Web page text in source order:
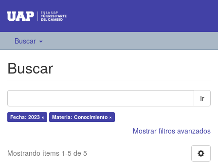
Buscar
Buscar
Ir
Fecha: 2023 × Materia: Conocimiento ×
Mostrar filtros avanzados
Mostrando ítems 1-5 de 5